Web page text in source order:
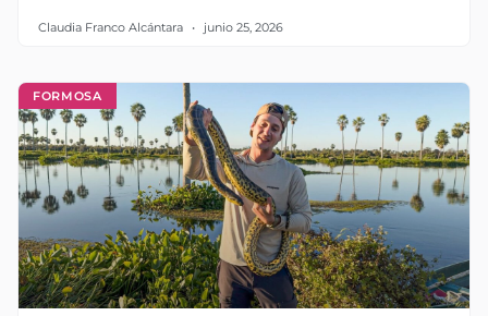
Claudia Franco Alcántara junio 25, 2026
FORMOSA